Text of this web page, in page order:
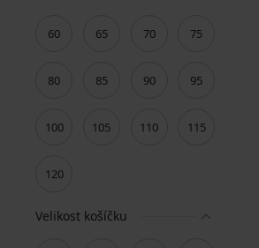
60 65 70 75
80 85 90 95
100 105 110 115
120
Velikost košíčku